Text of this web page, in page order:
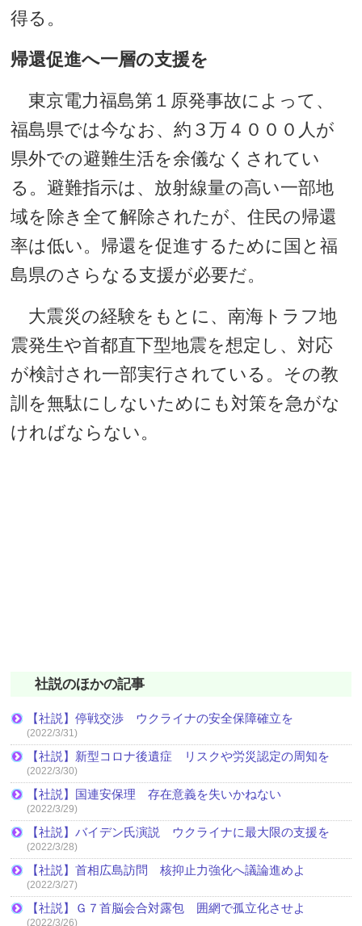
得る。
帰還促進へ一層の支援を
東京電力福島第１原発事故によって、
福島県では今なお、約３万４０００人が
県外での避難生活を余儀なくされてい
る。避難指示は、放射線量の高い一部地
域を除き全て解除されたが、住民の帰還
率は低い。帰還を促進するために国と福
島県のさらなる支援が必要だ。
大震災の経験をもとに、南海トラフ地
震発生や首都直下型地震を想定し、対応
が検討され一部実行されている。その教
訓を無駄にしないためにも対策を急がな
ければならない。
社説のほかの記事
【社説】停戦交渉 ウクライナの安全保障確立を
(2022/3/31)
【社説】新型コロナ後遺症 リスクや労災認定の周知を
(2022/3/30)
【社説】国連安保理 存在意義を失いかねない
(2022/3/29)
【社説】バイデン氏演説 ウクライナに最大限の支援を
(2022/3/28)
【社説】首相広島訪問 核抑止力強化へ議論進めよ
(2022/3/27)
【社説】Ｇ７首脳会合対露包 囲網で孤立化させよ
(2022/3/26)